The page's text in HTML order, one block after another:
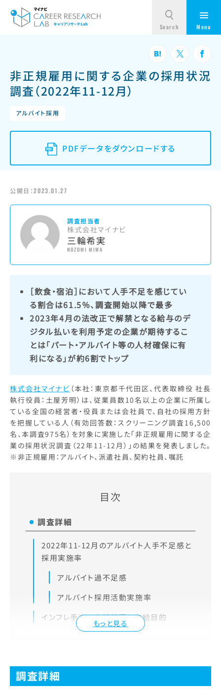
非正規雇用に関する企業の採用状況
調査（2022年11-12月）
アルバイト採用
PDFデータをダウンロードする
公開日：2023.01.27
調査担当者
株式会社マイナビ
三輪希実
NOZOMI MIWA
［飲食・宿泊］において人手不足を感じてい
る割合は61.5％、調査開始以降で最多
2023年4月の法改正で解禁となる給与のデ
ジタル払いを利用予定の企業が期待するこ
とは「パート・アルバイト等の人材確保に有
利になる」が約6割でトップ
株式会社マイナビ （本社：東京都千代田区、代表取締役 社長
執行役員：土屋芳明）は、従業員数10名以上の企業に所属し
ている全国の経営者・役員または会社員で、自社の採用方針
を把握している人（有効回答数：スクリーニング調査16,500
名、本調査975名）を対象に実施した「非正規雇用に関する企
業の採用状況調査（22年11-12月）」の結果を発表しました。
※非正規雇用：アルバイト、派遣社員、契約社員、嘱託
目次
もっと見る
調査詳細
2022年11-12月のアルバイト人手不足感と
採用実施率
アルバイト過不足感
アルバイト採用活動実施率
インフレ手当の支給状況と支給目的
調査詳細